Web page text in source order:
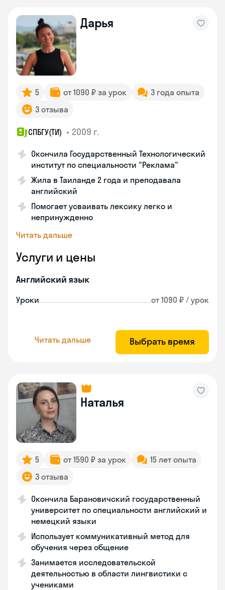
Дарья
5 от 1090 ₽ за урок
3 года опыта
3 отзыва
СПБГУ(ТИ) • 2009 г.
Окончила Государственный Технологический
институт по специальности "Реклама"
Жила в Таиланде 2 года и преподавала
английский
Помогает усваивать лексику легко и
непринужденно
Читать дальше
Услуги и цены
Английский язык
Уроки от 1090 ₽ / урок
Читать дальше Выбрать время
Наталья
5 от 1590 ₽ за урок
15 лет опыта
3 отзыва
Окончила Барановичский государственный
университет по специальности английский и
немецкий языки
Использует коммуникативный метод для
обучения через общение
Занимается исследовательской
деятельностью в области лингвистики с
учениками